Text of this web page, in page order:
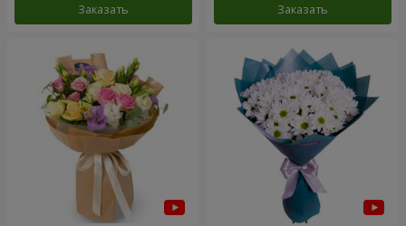
Заказать Заказать